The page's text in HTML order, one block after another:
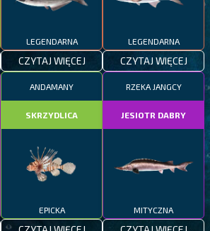
LEGENDARNA
CZYTAJ WIĘCEJ
LEGENDARNA
CZYTAJ WIĘCEJ
ANDAMANY
SKRZYDLICA
EPICKA
RZEKA JANGCY
JESIOTR DABRY
MITYCZNA